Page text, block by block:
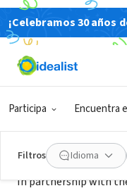
¡Celebramos 30 años
Participa Encuentra
Filtros Idioma
ORGANIZACIÓN SIN
Acerca de
In partnership with